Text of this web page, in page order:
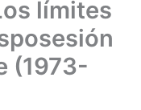
límites
(1973-